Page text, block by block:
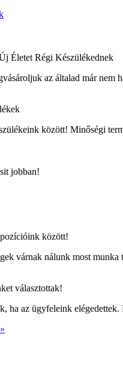
Életet Régi Készülékednek
az általad már nem
között! Minőségi
jobban!
között!
várnak nálunk most munka
választottak!
ha az ügyfeleink